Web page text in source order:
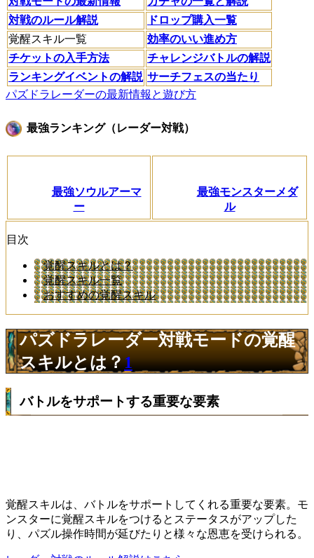
対戦のルール解説
ドロップ購入一覧
覚醒スキル一覧
効率のいい進め方
チケットの入手方法
チャレンジバトルの解説
ランキングイベントの解説 サーチフェスの当たり
パズドラレーダーの最新情報と遊び方
最強ランキング（レーダー対戦）
最強ソウルアーマ
ー
最強モンスターメダ
ル
目次
覚醒スキルとは？
覚醒スキル一覧
おすすめの覚醒スキル
パズドラレーダー対戦モードの覚醒
スキルとは？1
バトルをサポートする重要な要素
覚醒スキルは、バトルをサポートしてくれる重要な要素。モ
ンスターに覚醒スキルをつけるとステータスがアップした
り、パズル操作時間が延びたりと様々な恩恵を受けられる。